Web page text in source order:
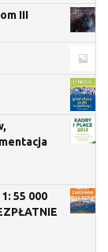
III
55 000